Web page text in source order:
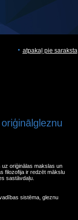
atpakaļ pie saraksta
oriģinālas makslas un
filozofija ir redzēt mākslu
sastāvdaļu.
sistēma, gleznu